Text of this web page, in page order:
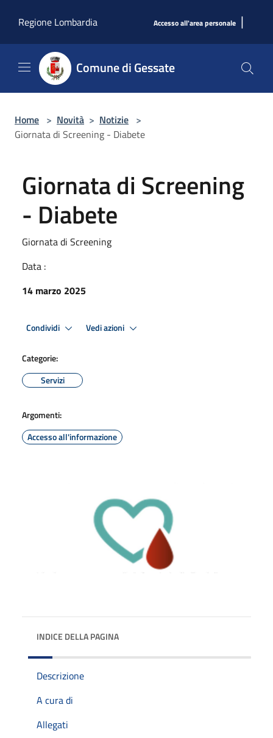
Regione Lombardia
Accesso all'area personale |
Comune di Gessate
Home > Novità > Notizie >
Giornata di Screening - Diabete
Giornata di Screening
- Diabete
Giornata di Screening
Data :
14 marzo 2025
Condividi Vedi azioni
Categorie:
Servizi
Argomenti:
Accesso all'informazione
INDICE DELLA PAGINA
Descrizione
A cura di
Allegati